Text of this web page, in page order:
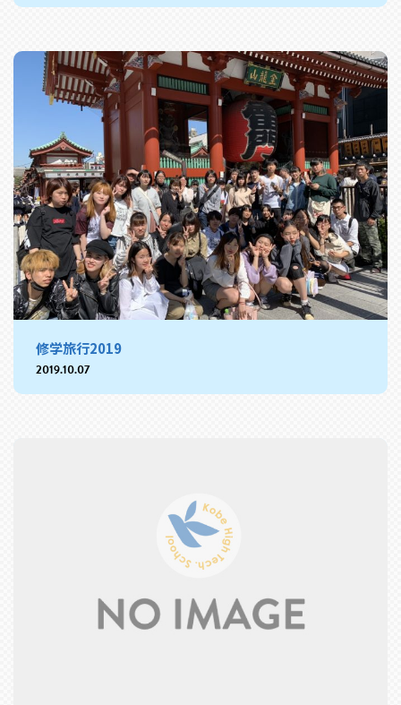
修学旅行2019
2019.10.07